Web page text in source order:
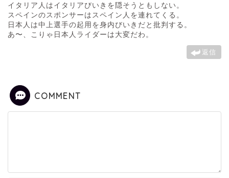
イタリア人はイタリアびいきを隠そうともしない。
スペインのスポンサーはスペイン人を連れてくる。
日本人は中上選手の起用を身内びいきだと批判する。
あ〜、こりゃ日本人ライダーは大変だわ。
返信
COMMENT